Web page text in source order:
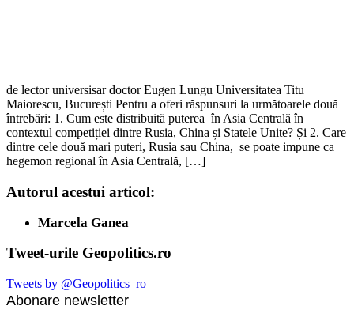
de lector universisar doctor Eugen Lungu Universitatea Titu
Maiorescu, București Pentru a oferi răspunsuri la următoarele două
întrebări: 1. Cum este distribuită puterea în Asia Centrală în
contextul competiției dintre Rusia, China și Statele Unite? Și 2. Care
dintre cele două mari puteri, Rusia sau China, se poate impune ca
hegemon regional în Asia Centrală, […]
Autorul acestui articol:
Marcela Ganea
Tweet-urile Geopolitics.ro
Tweets by @Geopolitics_ro
Abonare newsletter